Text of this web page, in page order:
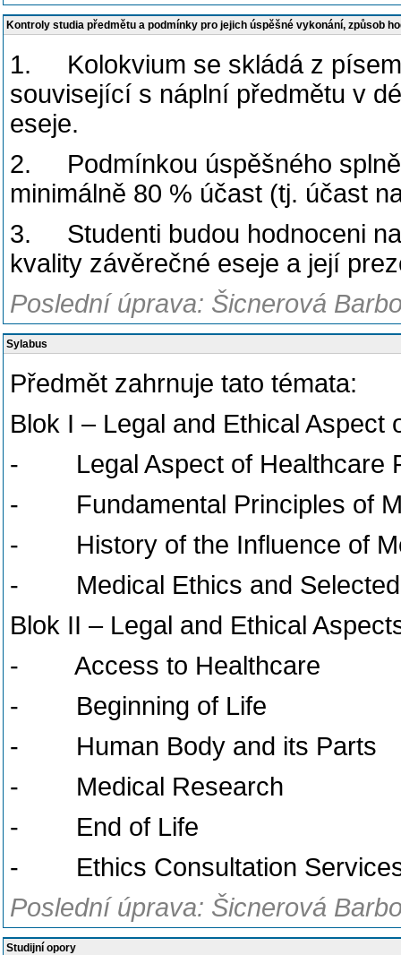
Kontroly studia předmětu a podmínky pro jejich úspěšné vykonání, způsob
1. Kolokvium se skládá z
související s náplní předmětu v
eseje.
2. Podmínkou úspěšného
minimálně 80 % účast (tj. účast
3. Studenti budou hodnoceni
kvality závěrečné eseje a její
Poslední úprava: Šicnerová
Sylabus
Předmět zahrnuje tato témata:
Blok I – Legal and Ethical Aspect
- Legal Aspect of Healthcare
- Fundamental Principles of
- History of the Influence of
- Medical Ethics and Selected
Blok II – Legal and Ethical
- Access to Healthcare
- Beginning of Life
- Human Body and its Parts
- Medical Research
- End of Life
- Ethics Consultation
Poslední úprava: Šicnerová
Studijní opory